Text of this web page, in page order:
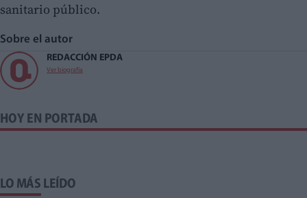
sanitario público.
Sobre el autor
REDACCIÓN EPDA
Ver biografía
HOY EN PORTADA
LO MÁS LEÍDO